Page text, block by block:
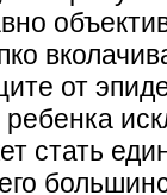
от
ребенка
стать